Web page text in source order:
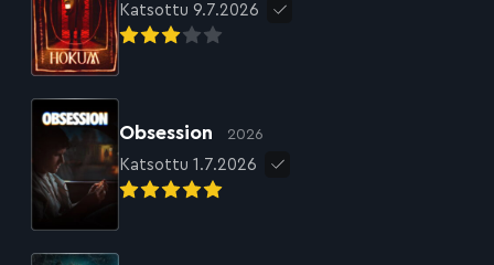
Katsottu 9.7.2026
Obsession 2026
Katsottu 1.7.2026